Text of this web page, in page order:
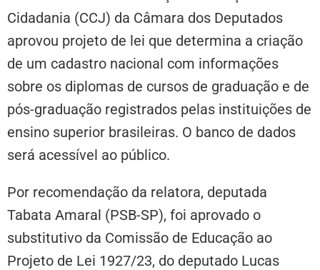
Cidadania (CCJ) da Câmara dos Deputados
aprovou projeto de lei que determina a criação
de um cadastro nacional com informações
sobre os diplomas de cursos de graduação e de
pós-graduação registrados pelas instituições de
ensino superior brasileiras. O banco de dados
será acessível ao público.
Por recomendação da relatora, deputada
Tabata Amaral (PSB-SP), foi aprovado o
substitutivo da Comissão de Educação ao
Projeto de Lei 1927/23, do deputado Lucas